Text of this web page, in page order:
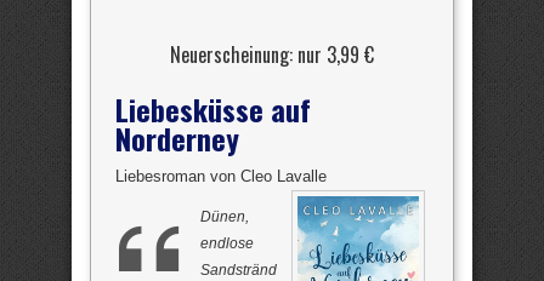
Neuerscheinung: nur 3,99 €
Liebesküsse auf
Norderney
Liebesroman von Cleo Lavalle
Dünen,
endlose
Sandstränd